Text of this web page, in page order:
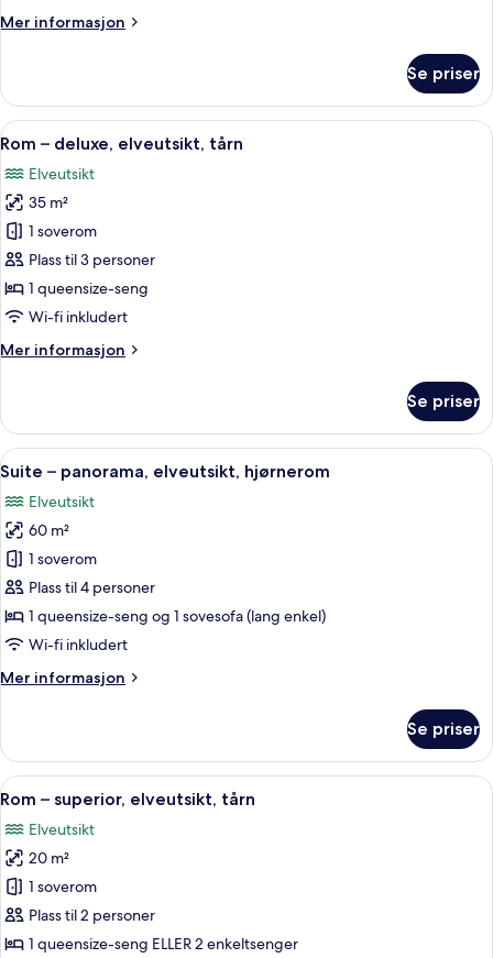
Mer informasjon
Mer
–
deluxe
Se priser
Åpne
alle
bildene
av
Rom
–
deluxe,
elveutsikt,
Rom – deluxe, elveutsikt, tårn |
10
Rom – deluxe, elveutsikt, tårn
Elveutsikt
35 m²
1 soverom
Plass til 3 personer
1 queensize-seng
Wi-fi inkludert
Mer informasjon
Mer
–
deluxe,
elveutsikt,
Se priser
Åpne
alle
bildene
av
Suite
–
panorama,
elveutsikt,
Suite – panorama, elveutsikt,
9
Suite – panorama, elveutsikt, hjørnerom
Elveutsikt
60 m²
1 soverom
Plass til 4 personer
1 queensize-seng og 1 sovesofa (lang enkel)
Wi-fi inkludert
Mer informasjon
Mer
–
panorama,
elveutsikt,
hjørnerom
Se priser
Åpne
alle
bildene
av
Rom
–
superior,
Rom – superior, elveutsikt, tårn |
7
Rom – superior, elveutsikt, tårn
Elveutsikt
20 m²
1 soverom
Plass til 2 personer
1 queensize-seng ELLER 2 enkeltsenger